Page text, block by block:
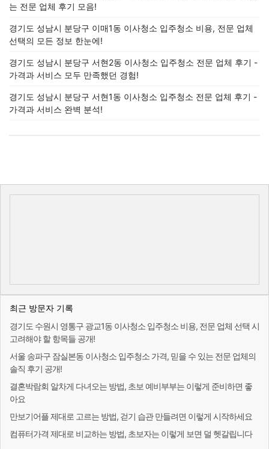
는 전문 업체 후기 모음!
경기도 성남시 분당구 이매1동 이사청소 입주청소 비용, 전문 업체
선택의 모든 정보 한눈에!
경기도 성남시 분당구 서현2동 이사청소 입주청소 전문 업체 후기 -
가격과 서비스 모두 만족했던 경험!
경기도 성남시 분당구 서현1동 이사청소 입주청소 전문 업체 후기 -
가격과 서비스 완벽 분석!
최근 방문자 기록
경기도 수원시 영통구 광교1동 이사청소 입주청소 비용, 전문 업체 선택 시
고려해야 할 항목들 공개!
서울 송파구 잠실본동 이사청소 입주청소 가격, 믿을 수 있는 전문 업체의
솔직 후기 공개!
결혼박람회 알차게 다녀오는 방법, 초보 예비부부는 이렇게 준비하면 좋
아요
만보기어플 제대로 고르는 방법, 걷기 습관 만들려면 이렇게 시작하세요
컴퓨터가격 제대로 비교하는 방법, 초보자는 이렇게 보면 덜 헷갈립니다